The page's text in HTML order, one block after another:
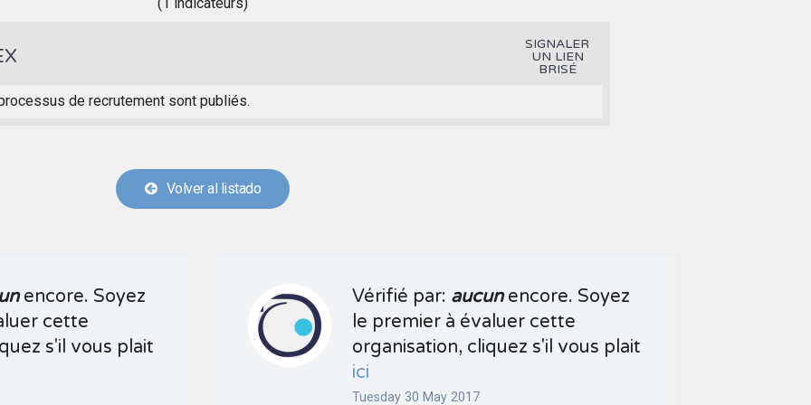
SIGNALER
UN LIEN
BRISÉ
de recrutement sont publiés.
Volver al listado
encore. Soyez
cette
s'il vous plait
Vérifié par: aucunencore. Soyez
le premier à évaluer cette
organisation, cliquez s'il vous plait
ici
Tuesday 30 May 2017